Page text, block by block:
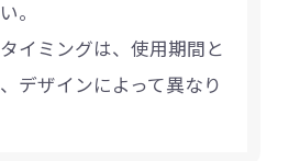
。
イミングは、使用期間と
デザインによって異なり